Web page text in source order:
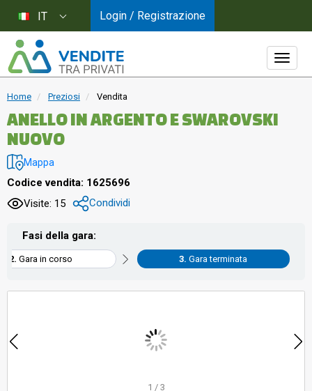
Home Preziosi Vendita
ANELLO IN ARGENTO E SWAROVSKI
NUOVO
Mappa
Codice vendita: 1625696
Visite: 15
Condividi
Fasi della gara:
Gara in corso Gara terminata
1 / 3
IT Login / Registrazione